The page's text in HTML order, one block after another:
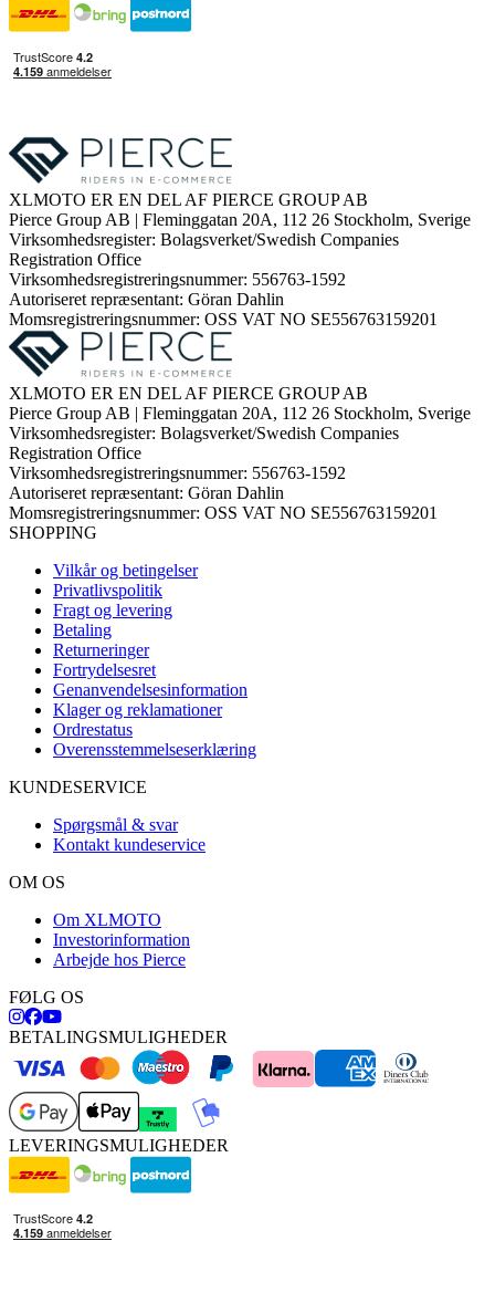
XLMOTO ER EN DEL AF PIERCE GROUP AB
Pierce Group AB | Fleminggatan 20A, 112 26 Stockholm, Sverige
Virksomhedsregister: Bolagsverket/Swedish Companies
Registration Office
Virksomhedsregistreringsnummer: 556763-1592
Autoriseret repræsentant: Göran Dahlin
Momsregistreringsnummer: OSS VAT NO SE556763159201
XLMOTO ER EN DEL AF PIERCE GROUP AB
Pierce Group AB | Fleminggatan 20A, 112 26 Stockholm, Sverige
Virksomhedsregister: Bolagsverket/Swedish Companies
Registration Office
Virksomhedsregistreringsnummer: 556763-1592
Autoriseret repræsentant: Göran Dahlin
Momsregistreringsnummer: OSS VAT NO SE556763159201
SHOPPING
Vilkår og betingelser
Privatlivspolitik
Fragt og levering
Betaling
Returneringer
Fortrydelsesret
Genanvendelsesinformation
Klager og reklamationer
Ordrestatus
Overensstemmelseserklæring
KUNDESERVICE
Spørgsmål & svar
Kontakt kundeservice
OM OS
Om XLMOTO
Investorinformation
Arbejde hos Pierce
FØLG OS
BETALINGSMULIGHEDER
LEVERINGSMULIGHEDER